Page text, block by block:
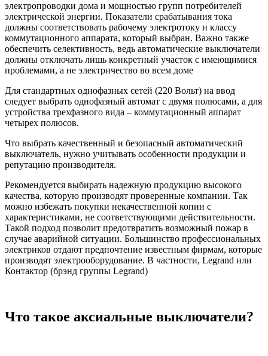
электропроводки дома и мощностью групп потребителей
электрической энергии. Показатели срабатывания тока
должны соответствовать рабочему электротоку и классу
коммутационного аппарата, который выбран. Важно также
обеспечить селективность, ведь автоматические выключатели
должны отключать лишь конкретный участок с имеющимися
проблемами, а не электричество во всем доме
Для стандартных однофазных сетей (220 Вольт) на ввод
следует выбрать однофазный автомат с двумя полюсами, а для
устройства трехфазного вида – коммутационный аппарат
четырех полюсов.
Что выбрать качественный и безопасный автоматический
выключатель, нужно учитывать особенности продукции и
репутацию производителя.
Рекомендуется выбирать надежную продукцию высокого
качества, которую производят проверенные компании. Так
можно избежать покупки некачественной копии с
характеристиками, не соответствующими действительности.
Такой подход позволит предотвратить возможный пожар в
случае аварийной ситуации. Большинство профессиональных
электриков отдают предпочтение известным фирмам, которые
производят электрооборудование. В частности, Legrand или
Контактор (брэнд группы Legrand)
Что такое аксиальные выключатели?